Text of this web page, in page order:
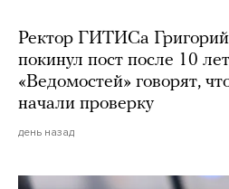
Ректор ГИТИСа
покинул пост после 10
«Ведомостей» говорят,
начали проверку
день назад